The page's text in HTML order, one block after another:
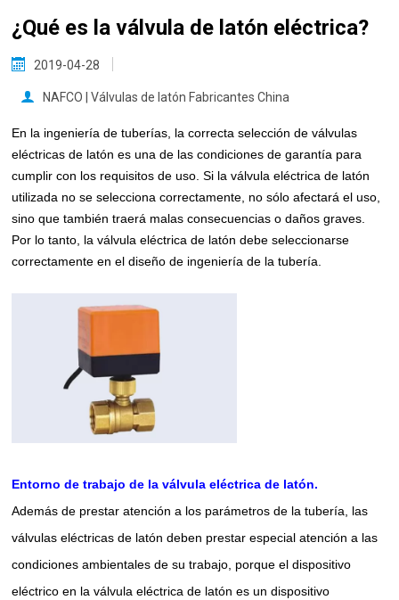
¿Qué es la válvula de latón eléctrica?
2019-04-28
NAFCO | Válvulas de latón Fabricantes China
En la ingeniería de tuberías, la correcta selección de válvulas
eléctricas de latón es una de las condiciones de garantía para
cumplir con los requisitos de uso. Si la válvula eléctrica de latón
utilizada no se selecciona correctamente, no sólo afectará el uso,
sino que también traerá malas consecuencias o daños graves.
Por lo tanto, la válvula eléctrica de latón debe seleccionarse
correctamente en el diseño de ingeniería de la tubería.
Entorno de trabajo de la válvula eléctrica de latón.
Además de prestar atención a los parámetros de la tubería, las
válvulas eléctricas de latón deben prestar especial atención a las
condiciones ambientales de su trabajo, porque el dispositivo
eléctrico en la válvula eléctrica de latón es un dispositivo